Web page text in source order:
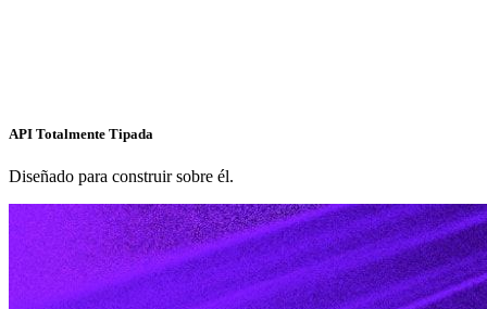
API Totalmente Tipada
Diseñado para construir sobre él.